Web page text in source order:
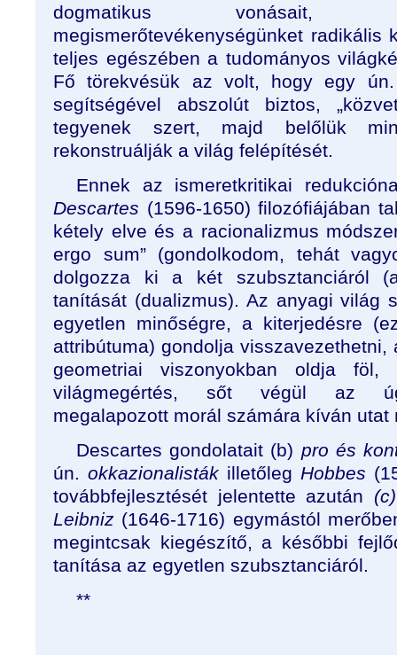
dogmatikus vonásait,
megismerőtevékenységünket radikális
teljes egészében a tudományos
Fő törekvésük az volt, hogy egy ún.
segítségével abszolút biztos,
tegyenek szert, majd belőlük
rekonstruálják a világ felépítését.
Ennek az ismeretkritikai
Descartes (1596-1650) filozófiájában
kétely elve és a racionalizmus
ergo sum” (gondolkodom, tehát
dolgozza ki a két szubsztanciáról
tanítását (dualizmus). Az anyagi világ
egyetlen minőségre, a kiterjedésre
attribútuma) gondolja
geometriai viszonyokban oldja
világmegértés, sőt végül az
megalapozott morál számára kíván utat
Descartes gondolatait (b) pro és
ún. okkazionalisták illetőleg Hobbes
továbbfejlesztését jelentette azután
Leibniz (1646-1716) egymástól
megintcsak kiegészítő, a későbbi
tanítása az egyetlen szubsztanciáról.
**